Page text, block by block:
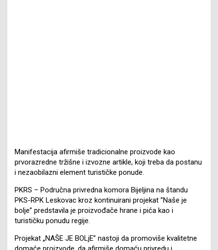
Manifestacija afirmiše tradicionalne proizvode kao
prvorazredne tržišne i izvozne artikle, koji treba da postanu
i nezaobilazni element turističke ponude.
PKRS – Područna privredna komora Bijeljina na štandu
PKS-RPK Leskovac kroz kontinuirani projekat ”Naše je
bolje” predstavila je proizvođače hrane i pića kao i
turističku ponudu regije.
Projekat „NAŠE JE BOLjE” nastoji da promoviše kvalitetne